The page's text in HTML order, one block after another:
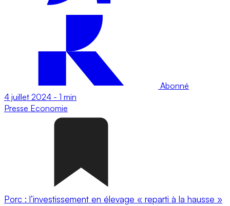
Abonné
4 juillet 2024 - 1 min
Presse Economie
Porc : l’investissement en élevage « reparti à la hausse »